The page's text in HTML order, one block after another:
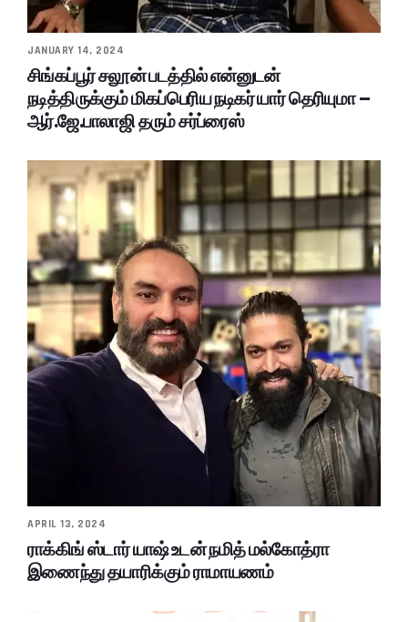
JANUARY 14, 2024
சிங்கப்பூர் சலூன் படத்தில் என்னுடன்
நடித்திருக்கும் மிகப்பெரிய நடிகர் யார் தெரியுமா –
ஆர்.ஜே.பாலாஜி தரும் சர்ப்ரைஸ்
APRIL 13, 2024
ராக்கிங் ஸ்டார் யாஷ் உடன் நமித் மல்கோத்ரா
இணைந்து தயாரிக்கும் ராமாயணம்